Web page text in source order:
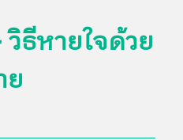
ธีหายใจด้วย